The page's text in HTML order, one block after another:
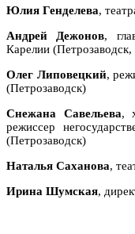
Юлия Генделева,
Андрей Дежонов,
Карелии
Олег Липовецкий,
(Петрозаводск)
Снежана Савельева,
режиссер
(Петрозаводск)
Наталья Саханова,
Ирина Шумская,